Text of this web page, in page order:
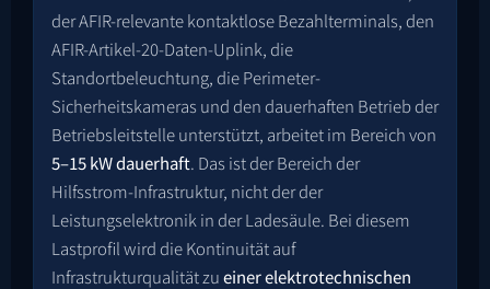
der AFIR-relevante kontaktlose Bezahlterminals, den
AFIR-Artikel-20-Daten-Uplink, die
Standortbeleuchtung, die Perimeter-
Sicherheitskameras und den dauerhaften Betrieb der
Betriebsleitstelle unterstützt, arbeitet im Bereich von
5–15 kW dauerhaft. Das ist der Bereich der
Hilfsstrom-Infrastruktur, nicht der der
Leistungselektronik in der Ladesäule. Bei diesem
Lastprofil wird die Kontinuität auf
Infrastrukturqualität zueiner elektrotechnischen